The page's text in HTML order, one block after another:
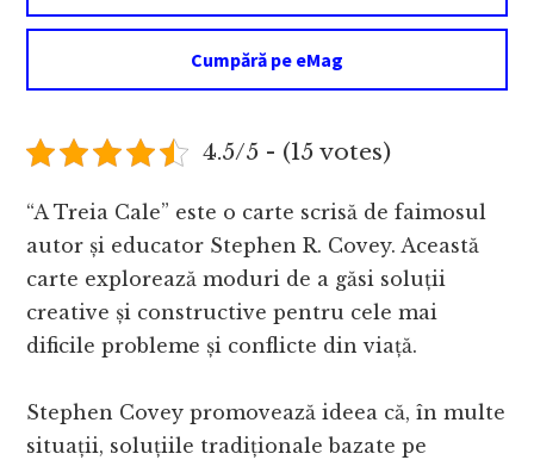
Cumpără pe eMag
4.5/5 - (15 votes)
“A Treia Cale” este o carte scrisă de faimosul
autor și educator Stephen R. Covey. Această
carte explorează moduri de a găsi soluții
creative și constructive pentru cele mai
dificile probleme și conflicte din viață.
Stephen Covey promovează ideea că, în multe
situații, soluțiile tradiționale bazate pe